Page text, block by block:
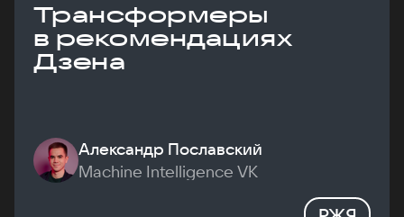
Трансформеры
в рекомендациях
Дзена
Александр Пославский
Machine Intelligence VK